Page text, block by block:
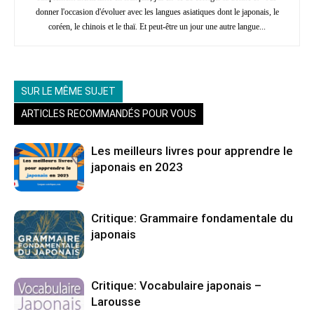
donner l'occasion d'évoluer avec les langues asiatiques dont le japonais, le
coréen, le chinois et le thaï. Et peut-être un jour une autre langue...
SUR LE MÊME SUJET
ARTICLES RECOMMANDÉS POUR VOUS
Les meilleurs livres pour apprendre le
japonais en 2023
Critique: Grammaire fondamentale du
japonais
Critique: Vocabulaire japonais –
Larousse